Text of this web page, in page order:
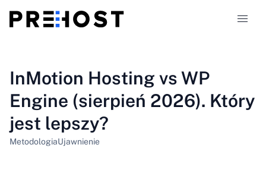
Porównania
Kupony 319
InMotion Hosting vs WP
Engine (sierpień 2026). Który
jest lepszy?
MetodologiaUjawnienie